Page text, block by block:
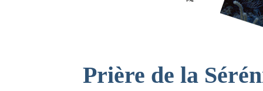
Prière de la